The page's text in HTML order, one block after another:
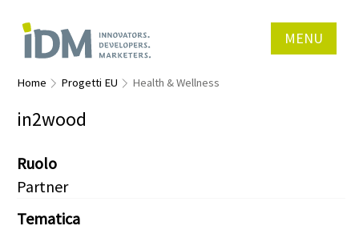
MENU
Home Progetti EU Health & Wellness
in2wood
Ruolo
Partner
Tematica